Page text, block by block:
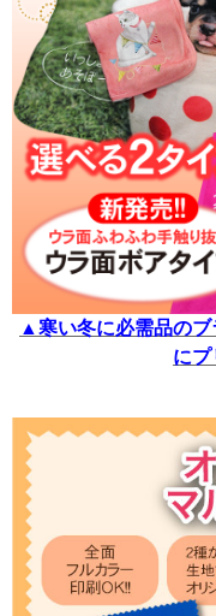
▲寒い冬に必需品のブ
にプ